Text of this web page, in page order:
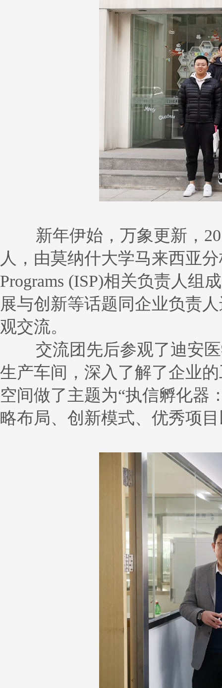
新年伊始，万象更新，
人，由莫纳什大学马来西亚
Programs (ISP)相关负责人组
展与创新等话题同企业负责
观交流。
交流团先后参观了迪安医
生产车间，深入了解了企业
空间做了主题为“执信孵化器
略布局、创新模式、优秀项